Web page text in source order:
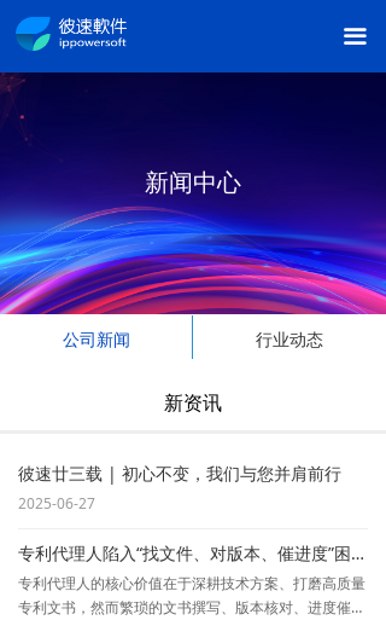
끀
新闻中心
新资讯
公司新闻 行业动态
彼速廿三载 | 初心不变，我们与您并肩前行
2025-06-27
专利代理人陷入“找文件、对版本、催进度”困局？知识产权管理系统让专业回归专业
专利代理人的核心价值在于深耕技术方案、打磨高质量
专利文书，然而繁琐的文书撰写、版本核对、进度催促